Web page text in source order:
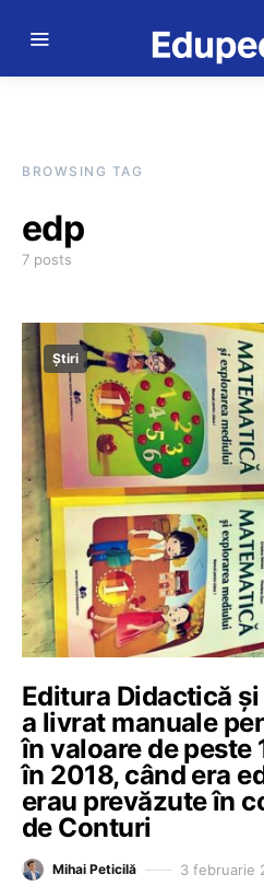
BROWSING TAG
edp
7 posts
Știri
Editura Didactică
a livrat manuale
în valoare de peste
în 2018, când era
erau prevăzute în
de Conturi
Mihai Peticilă 3 februarie